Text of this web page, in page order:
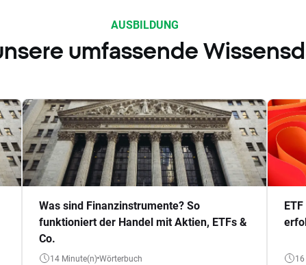
AUSBILDUNG
umfassende
Was sind Finanzinstrumente? So
funktioniert der Handel mit Aktien, ETFs &
Co.
14 Minute(n) Wörterbuch